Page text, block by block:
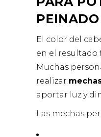
PEINADO
El color del
en el resultado
Muchas
realizar
aportar luz y
Las mechas